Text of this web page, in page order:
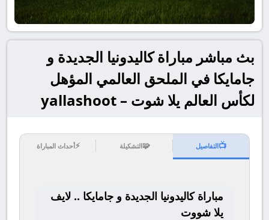
بث مباشر مباراة كاليدونيا الجديدة و
جامايكا في الملحق العالمي المؤهل
لكأس العالم يلا شوت – yallashoot
📺التفاصيل 🧩التشكيلة ⚡أحداث المباراة
مباراة كاليدونيا الجديدة و جامايكا .. لايف
يلا شووت